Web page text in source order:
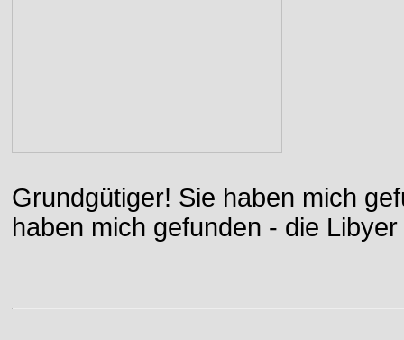
Grundgütiger! Sie haben mich
haben mich gefunden - die